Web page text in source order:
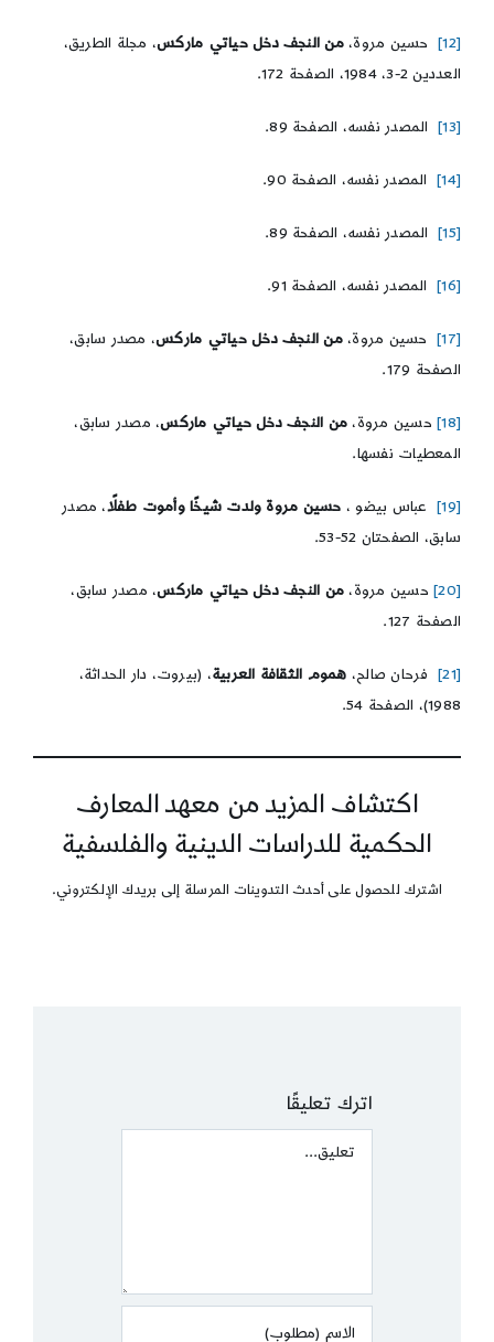
[12] حسين مروة،من النجف دخل حياتي ماركس، مجلة الطريق،
العددين 2-3، 1984، الصفحة 172.
[13] المصدر نفسه، الصفحة 89.
[14] المصدر نفسه، الصفحة 90.
[15] المصدر نفسه، الصفحة 89.
[16] المصدر نفسه، الصفحة 91.
[17] حسين مروة،من النجف دخل حياتي ماركس، مصدر سابق،
الصفحة 179.
[18] حسين مروة، من النجف دخل حياتي ماركس، مصدر سابق،
المعطيات نفسها.
[19] عباس بيضو ، حسين مروة ولدت شيخًا وأموت طفلًا، مصدر
سابق، الصفحتان 52-53.
[20] حسين مروة، من النجف دخل حياتي ماركس، مصدر سابق،
الصفحة 127.
[21] فرحان صالح، هموم الثقافة العربية، (بيروت، دار الحداثة،
1988)، الصفحة 54.
اكتشاف المزيد من معهد المعارف
الحكمية للدراسات الدينية والفلسفية
اشترك للحصول على أحدث التدوينات المرسلة إلى بريدك الإلكتروني.
اترك تعليقًا
Comment